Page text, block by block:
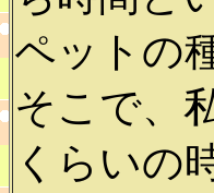
ペットの
そこで、
くらいの